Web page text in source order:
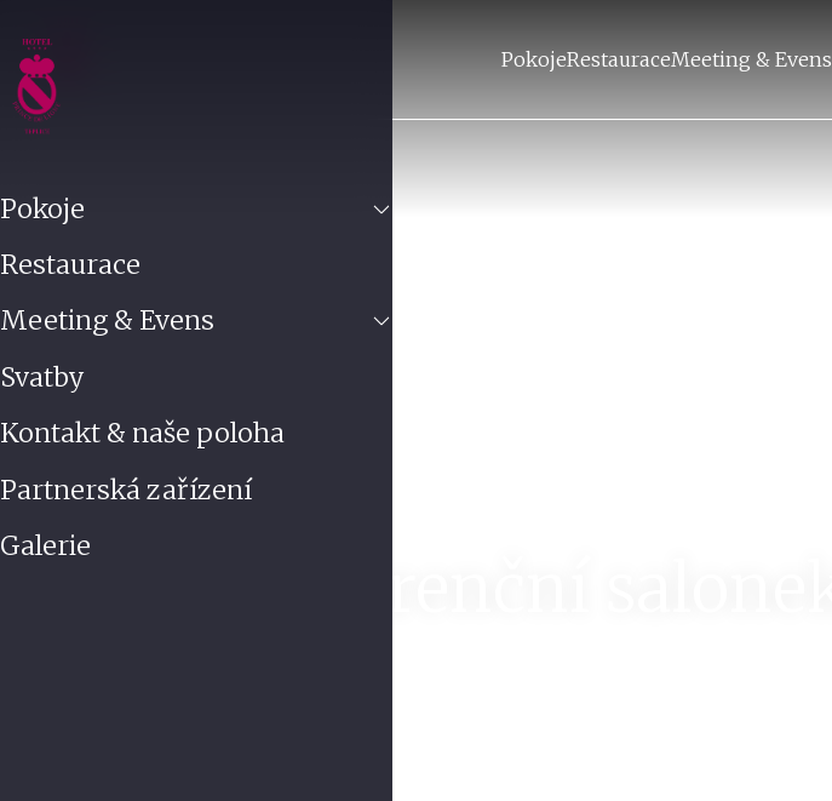
PokojeRestauraceMeeting & Evens
Pokoje
Restaurace
Meeting & Evens
Svatby
Kontakt & naše poloha
Partnerská zařízení
Galerie